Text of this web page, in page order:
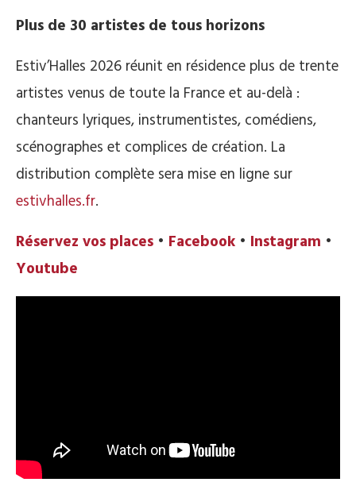
Plus de 30 artistes de tous horizons
Estiv’Halles 2026 réunit en résidence plus de trente
artistes venus de toute la France et au-delà :
chanteurs lyriques, instrumentistes, comédiens,
scénographes et complices de création. La
distribution complète sera mise en ligne sur
estivhalles.fr.
Réservez vos places • Facebook • Instagram •
Youtube